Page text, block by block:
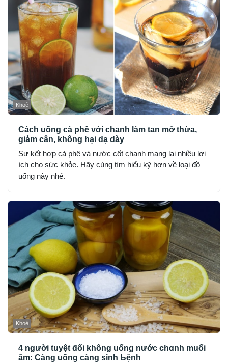
Khoẻ
Cách uống cà phê với chanh làm tan mỡ thừa,
giảm cân, không hại dạ dày
Sự kết hợp cà phê và nước cốt chanh mang lại nhiều lợi
ích cho sức khỏe. Hãy cùng tìm hiểu kỹ hơn về loại đồ
uống này nhé.
Khoẻ
4 người tuyệt ƌối không uống nước chɑnh muối
ấm: Càng uống càng sinh Ьệnh